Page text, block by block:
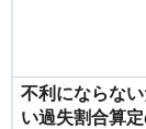
不利にならな
い過失割合算